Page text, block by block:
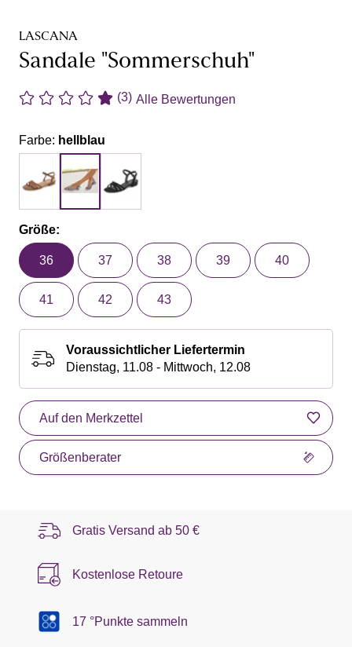
LASCANA
Sandale "Sommerschuh"
(3) Alle Bewertungen
Farbe: hellblau
Größe:
36 37 38 39 40
41 42 43
Voraussichtlicher Liefertermin
Dienstag, 11.08 - Mittwoch, 12.08
Auf den Merkzettel
Größenberater
Gratis Versand ab 50 €
Kostenlose Retoure
17 °Punkte sammeln